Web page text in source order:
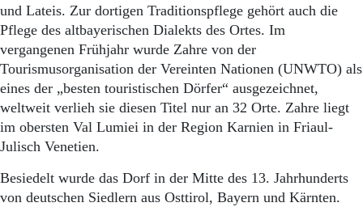
Impressum
Datenschutz
und Lateis. Zur dortigen Traditionspflege gehört auch die
Pflege des altbayerischen Dialekts des Ortes. Im
vergangenen Frühjahr wurde Zahre von der
Tourismusorganisation der Vereinten Nationen (UNWTO) als
eines der „besten touristischen Dörfer“ ausgezeichnet,
weltweit verlieh sie diesen Titel nur an 32 Orte. Zahre liegt
im obersten Val Lumiei in der Region Karnien in Friaul-
Julisch Venetien.
Besiedelt wurde das Dorf in der Mitte des 13. Jahrhunderts
von deutschen Siedlern aus Osttirol, Bayern und Kärnten.